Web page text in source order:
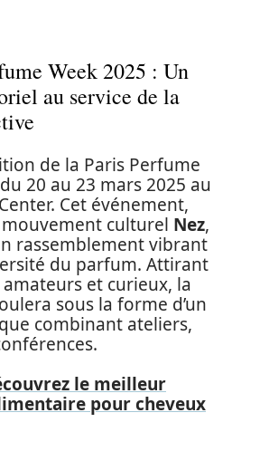
Week 2025 : Un
au service de la
de la Paris Perfume
20 au 23 mars 2025 au
Cet événement,
culturel Nez,
rassemblement vibrant
du parfum. Attirant
et curieux, la
sous la forme d’un
combinant ateliers,
le meilleur
pour cheveux